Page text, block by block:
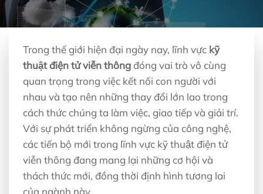
Trong thế giới hiện đại ngày nay, lĩnh vực kỹ
thuật điện tử viễn thôngđóng vai trò vô cùng
quan trọng trong việc kết nối con người với
nhau và tạo nên những thay đổi lớn lao trong
cách thức chúng ta làm việc, giao tiếp và giải trí.
Với sự phát triển không ngừng của công nghệ,
các tiến bộ mới trong lĩnh vực kỹ thuật điện tử
viễn thông đang mang lại những cơ hội và
thách thức mới, đồng thời định hình tương lai
của ngành này.